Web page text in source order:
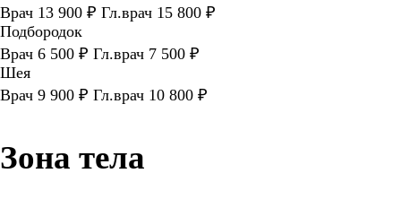
Врач 13 900 ₽ Гл.врач 15 800 ₽
Подбородок
Врач 6 500 ₽ Гл.врач 7 500 ₽
Шея
Врач 9 900 ₽ Гл.врач 10 800 ₽
Зона тела